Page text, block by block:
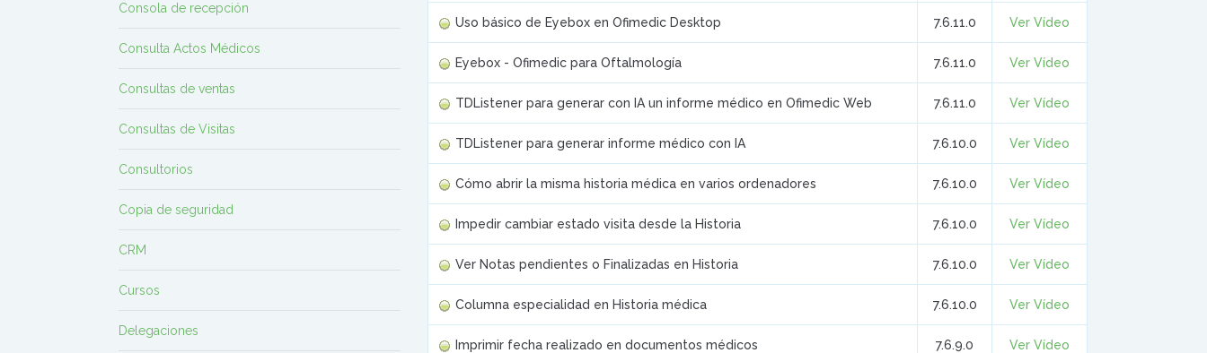
Consola de recepción
Consulta Actos Médicos
Consultas de ventas
Consultas de Visitas
Consultorios
Copia de seguridad
CRM
Cursos
Delegaciones
Uso básico de Eyebox en Ofimedic Desktop 7.6.11.0 Ver Vídeo
Eyebox - Ofimedic para Oftalmología 7.6.11.0 Ver Vídeo
TDListener para generar con IA un informe médico en Ofimedic Web 7.6.11.0 Ver Vídeo
TDListener para generar informe médico con IA 7.6.10.0 Ver Vídeo
Cómo abrir la misma historia médica en varios ordenadores 7.6.10.0 Ver Vídeo
Impedir cambiar estado visita desde la Historia 7.6.10.0 Ver Vídeo
Ver Notas pendientes o Finalizadas en Historia 7.6.10.0 Ver Vídeo
Columna especialidad en Historia médica 7.6.10.0 Ver Vídeo
Imprimir fecha realizado en documentos médicos 7.6.9.0 Ver Vídeo